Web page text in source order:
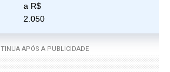
a R$
2.050